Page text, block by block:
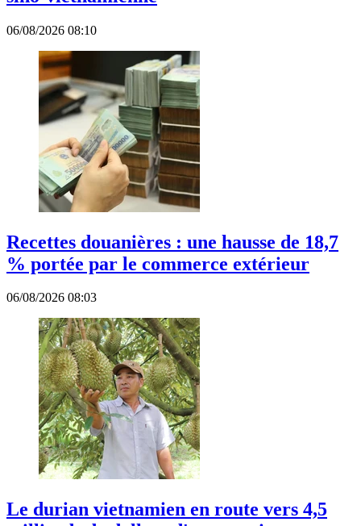
06/08/2026 08:10
Recettes douanières : une hausse de 18,7
% portée par le commerce extérieur
06/08/2026 08:03
Le durian vietnamien en route vers 4,5